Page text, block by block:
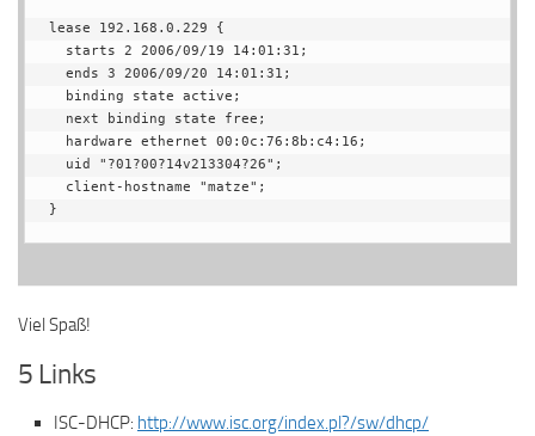
lease 192.168.0.229 {
}
Viel Spaß!
5 Links
ISC-DHCP: http://www.isc.org/index.pl?/sw/dhcp/